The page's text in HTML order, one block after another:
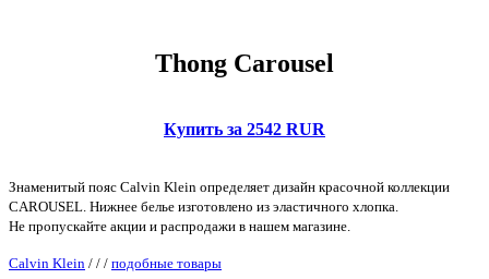
Thong Carousel
Купить за 2542 RUR
Знаменитый пояс Calvin Klein определяет дизайн красочной коллекции
CAROUSEL. Нижнее белье изготовлено из эластичного хлопка.
Не пропускайте акции и распродажи в нашем магазине.
Calvin Klein / / / подобные товары